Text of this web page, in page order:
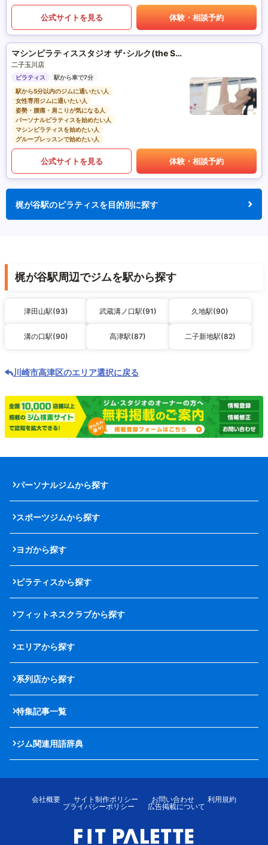
公式サイトを見る 体験・相談予約
マシンピラティススタジオ ザ･シルク(the SILK)
二子玉川店
ピラティス
駅から車で7分
駅から5分以内のジムに通いたい人
女性専用ジムに通いたい人
姿勢・腰痛・肩こりが気になる人
パーソナルピラティスを始めたい人
マシンピラティスを始めたい人
グループレッスンで始めたい人
公式サイトを見る 体験・相談予約
梶が谷駅のピラティスを目的別に探す
梶が谷駅周辺でジムを駅から探す
津田山駅(93) 武蔵溝ノ口駅(91) 久地駅(90)
溝の口駅(90) 高津駅(87) 二子新地駅(82)
川崎市高津区のエリア選択に戻る
パーソナルジムから探す
スポーツジムから探す
ヨガから探す
ピラティスから探す
フィットネスクラブから探す
エリアから探す
系列店から探す
特集記事一覧
ジム関連用語辞典
会社概要 サイト制作ポリシー お問い合わせ
利用規約
プライバシーポリシー
広告掲載について